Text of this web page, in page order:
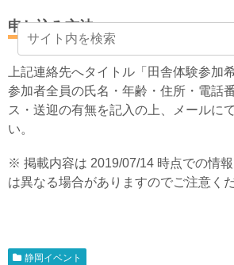
申し込み方法
上記連絡先へタイトル「田舎体験参加
参加者全員の氏名・年齢・住所・電話
ス・送迎の有無を記入の上、メールに
い。
※ 掲載内容は 2019/07/14 時点での情
は異なる場合がありますのでご注意く
静岡イベント